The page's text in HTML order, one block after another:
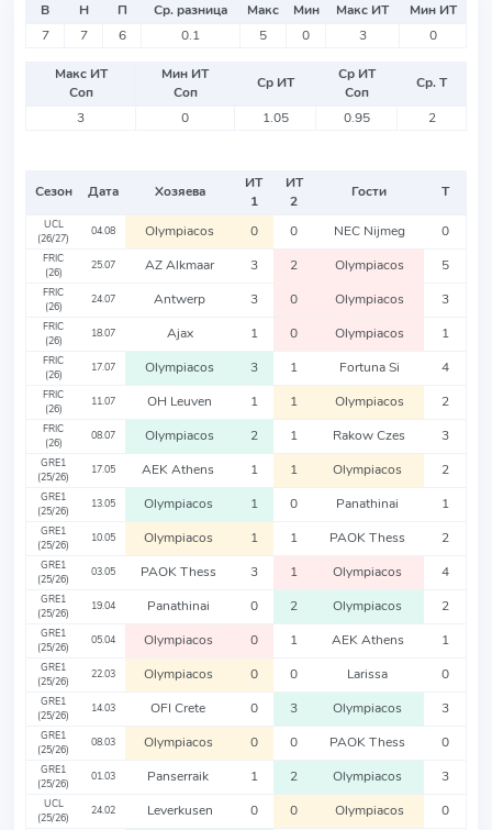
В Н П Ср. разница Макс Мин Макс ИТ
Мин ИТ
7
7 6 0.1 5 0 3 0
Макс ИТ
Соп
Мин ИТ
Соп
Ср ИТ
Ср ИТ
Соп
Ср. Т
3
0 1.05 0.95 2
Сезон Дата Хозяева
ИТ
1
ИТ
2
Гости Т
UCL
(26/27)
04.08 Olympiacos 0 0 NEC Nijmeg 0
FRIC
(26)
25.07 AZ Alkmaar 3 2 Olympiacos 5
FRIC
(26)
24.07 Antwerp 3 0 Olympiacos 3
FRIC
(26)
18.07 Ajax 1 0 Olympiacos 1
FRIC
(26)
17.07 Olympiacos 3 1 Fortuna Si 4
FRIC
(26)
11.07 OH Leuven 1 1 Olympiacos 2
FRIC
(26)
08.07 Olympiacos 2 1 Rakow Czes 3
GRE1
(25/26)
17.05 AEK Athens 1 1 Olympiacos 2
GRE1
(25/26)
13.05 Olympiacos 1 0 Panathinai 1
GRE1
(25/26)
10.05 Olympiacos 1 1 PAOK Thess 2
GRE1
(25/26)
03.05 PAOK Thess 3 1 Olympiacos 4
GRE1
(25/26)
19.04 Panathinai 0 2 Olympiacos 2
GRE1
(25/26)
05.04 Olympiacos 0 1 AEK Athens 1
GRE1
(25/26)
22.03 Olympiacos 0 0 Larissa 0
GRE1
(25/26)
14.03 OFI Crete 0 3 Olympiacos 3
GRE1
(25/26)
08.03 Olympiacos 0 0 PAOK Thess 0
GRE1
(25/26)
01.03 Panserraik 1 2 Olympiacos 3
UCL
(25/26)
24.02 Leverkusen 0 0 Olympiacos 0